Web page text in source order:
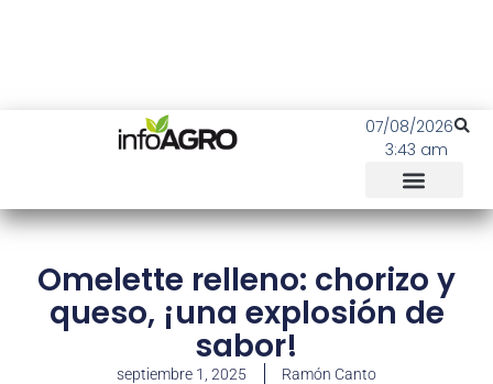
07/08/2026
3:43 am
Omelette relleno: chorizo y
queso, ¡una explosión de
sabor!
septiembre 1, 2025 Ramón Canto